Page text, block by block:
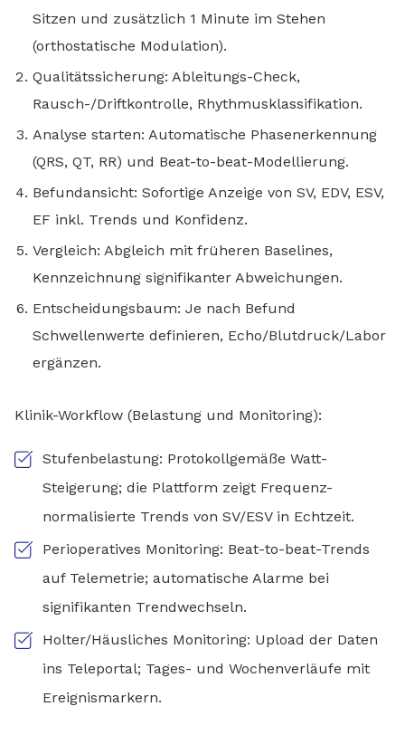
Sitzen und zusätzlich 1 Minute im Stehen
(orthostatische Modulation).
Qualitätssicherung: Ableitungs-Check,
Rausch-/Driftkontrolle, Rhythmusklassifikation.
Analyse starten: Automatische Phasenerkennung
(QRS, QT, RR) und Beat-to-beat-Modellierung.
Befundansicht: Sofortige Anzeige von SV, EDV, ESV,
EF inkl. Trends und Konfidenz.
Vergleich: Abgleich mit früheren Baselines,
Kennzeichnung signifikanter Abweichungen.
Entscheidungsbaum: Je nach Befund
Schwellenwerte definieren, Echo/Blutdruck/Labor
ergänzen.
Klinik-Workflow (Belastung und Monitoring):
Stufenbelastung: Protokollgemäße Watt-
Steigerung; die Plattform zeigt Frequenz-
normalisierte Trends von SV/ESV in Echtzeit.
Perioperatives Monitoring: Beat-to-beat-Trends
auf Telemetrie; automatische Alarme bei
signifikanten Trendwechseln.
Holter/Häusliches Monitoring: Upload der Daten
ins Teleportal; Tages- und Wochenverläufe mit
Ereignismarkern.